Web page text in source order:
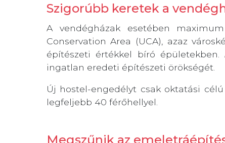
Szigorúbb keretek a
A vendégházak esetében
Conservation Area (UCA), azaz
építészeti értékkel bíró
ingatlan eredeti építészeti örökségét.
Új hostel-engedélyt csak oktatási
legfeljebb 40 férőhellyel.
Megszűnik az